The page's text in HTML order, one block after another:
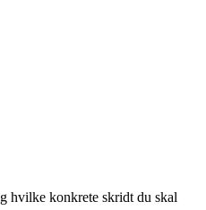
hvilke konkrete skridt du skal